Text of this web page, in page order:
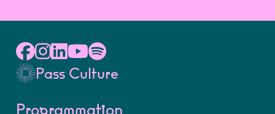
Pass Culture
Programmation